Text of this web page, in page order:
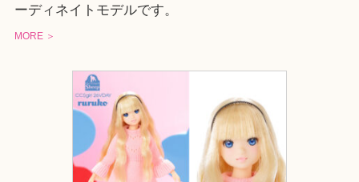
ーディネイトモデルです。
MORE ＞